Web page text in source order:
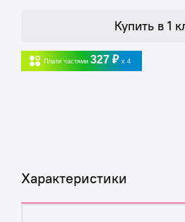
Купить в 1
Плати частями 327 ₽ x 4
Характеристики